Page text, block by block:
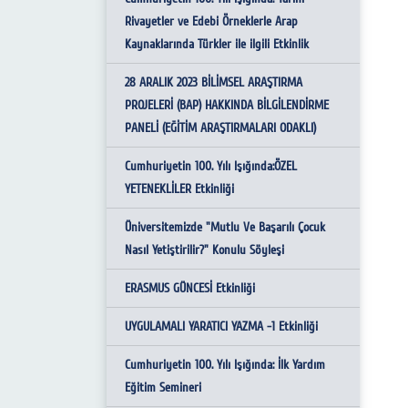
İletişim ve Bilişim Komisyonu
Eğitim ve Etik Komisyonu
Fakülte İntibak Komisyonu
Kalite Komisyonu
Kısa Süreli Yurtiçi-Yurtdışı
Görevlendirmelerde İstenen Belgeler
Öğr. Üyesi Ek Ders İstem ve Ders Yükü
Formu
Yurtdışı Geçici Görev Yolluğu Formu
Yurtiçi Sürekli Görev Yolluğu Formu (Nakil
Arş. Gör. İçin)
Yurtiçi-Yurtdışı Görev Dönüşü İbraz
Edilmesi Gereken Belgeler
Yurtiçi-Yurtdışı Görevlendirme
Yönergesinin 6. Maddesi Gereği Bilgi
Formu
Pasaport Talep Formları- Pasaport
Rivayetler ve Edebi Örneklerle Arap
Kaynaklarında Türkler ile ilgili Etkinlik
28 ARALIK 2023 BİLİMSEL ARAŞTIRMA
PROJELERİ (BAP) HAKKINDA BİLGİLENDİRME
PANELİ (EĞİTİM ARAŞTIRMALARI ODAKLI)
Cumhuriyetin 100. Yılı Işığında:ÖZEL
YETENEKLİLER Etkinliği
Üniversitemizde "Mutlu Ve Başarılı Çocuk
Nasıl Yetiştirilir?" Konulu Söyleşi
ERASMUS GÜNCESİ Etkinliği
UYGULAMALI YARATICI YAZMA -1 Etkinliği
Cumhuriyetin 100. Yılı Işığında: İlk Yardım
Eğitim Semineri